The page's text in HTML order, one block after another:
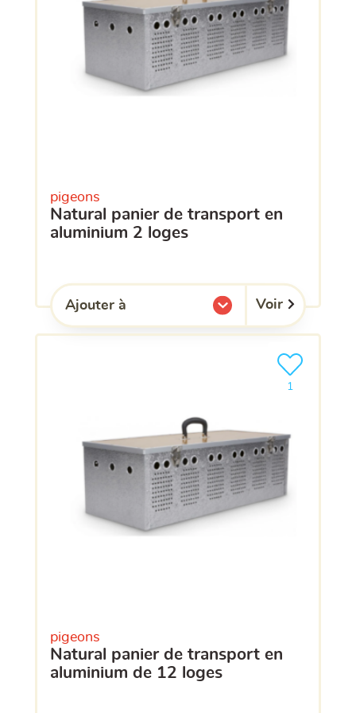
pigeons
natural panier de transport en
aluminium 2 loges
Ajouter à
l'une de mes listes. Voir
pigeons
natural panier de transport en
aluminium de 12 loges
1
Ajouter le
clients ont